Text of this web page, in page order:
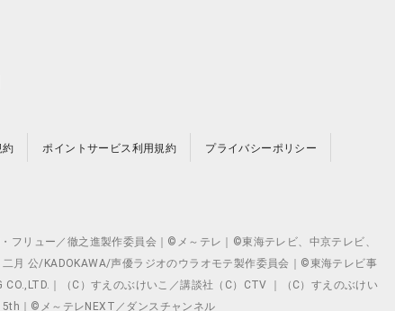
約 ポイントサービス利用規約 プライバシーポリシー
リュー／徹之進製作委員会｜©メ～テレ｜©東海テレビ、中京テレビ、
月 公/KADOKAWA/声優ラジオのウラオモテ製作委員会｜©東海テレビ事
｜（C）すえのぶけいこ／講談社（C）CTV ｜（C）すえのぶけい
｜©メ～テレNEXT／ダンスチャンネル